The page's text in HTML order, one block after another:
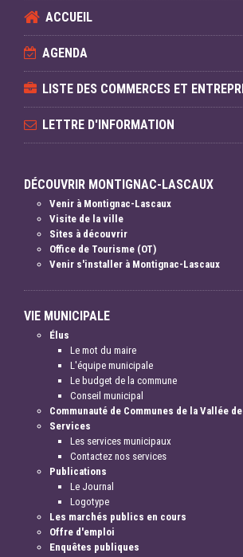
ACCUEIL
AGENDA
LISTE DES COMMERCES ET
LETTRE D'INFORMATION
DÉCOUVRIR MONTIGNAC-LASCAUX
Venir à Montignac-Lascaux
Visite de la ville
Sites à découvrir
Office de Tourisme (OT)
Venir s'installer à Montignac-Lascaux
VIE MUNICIPALE
Élus
Le mot du maire
L'équipe municipale
Le budget de la commune
Conseil municipal
Communauté de Communes de la Vallée
Services
Les services municipaux
Contactez nos services
Publications
Le Journal
Logotype
Les marchés publics en cours
Offre d'emploi
Enquêtes publiques